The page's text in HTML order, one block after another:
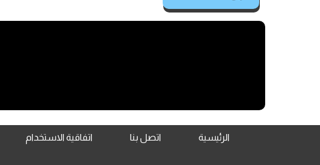
الرئيسية اتصل بنا اتفاقية الاستخدام